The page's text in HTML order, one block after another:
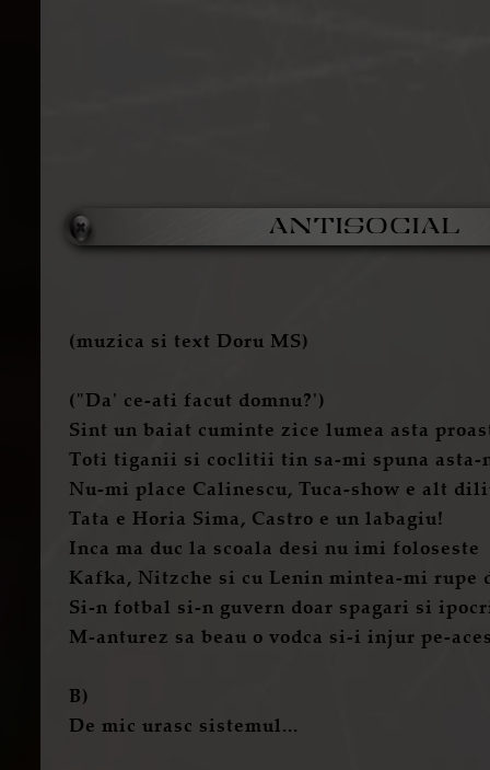
ANTISOCIAL
(muzica si text Doru MS)
("Da' ce-ati facut domnu?')
Sint un baiat cuminte zice lumea asta
Toti tiganii si coclitii tin sa-mi spuna asta-
Nu-mi place Calinescu, Tuca-show e alt
Tata e Horia Sima, Castro e un labagiu!
Inca ma duc la scoala desi nu imi foloseste
Kafka, Nitzche si cu Lenin mintea-mi rupe
Si-n fotbal si-n guvern doar spagari si
M-anturez sa beau o vodca si-i injur pe-
B)
De mic urasc sistemul...